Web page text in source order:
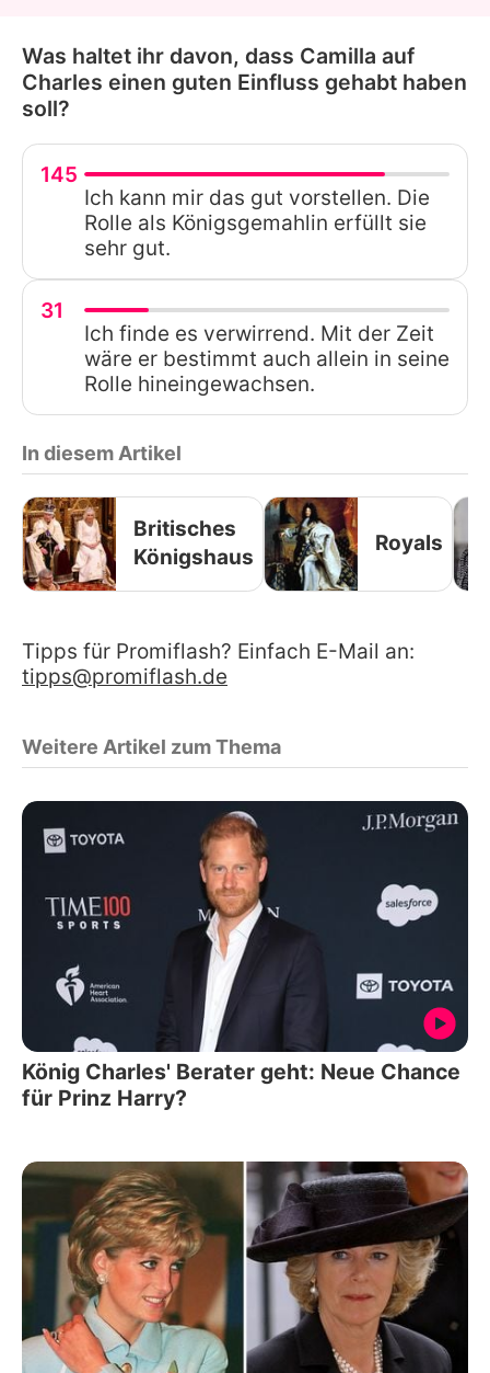
Was haltet ihr davon, dass Camilla auf
Charles einen guten Einfluss gehabt haben
soll?
145
Ich kann mir das gut vorstellen. Die
Rolle als Königsgemahlin erfüllt sie
sehr gut.
31
Ich finde es verwirrend. Mit der Zeit
wäre er bestimmt auch allein in seine
Rolle hineingewachsen.
In diesem Artikel
Britisches
Königshaus
Royals
Tipps für Promiflash? Einfach E-Mail an:
tipps@promiflash.de
Weitere Artikel zum Thema
König Charles' Berater geht: Neue Chance
für Prinz Harry?